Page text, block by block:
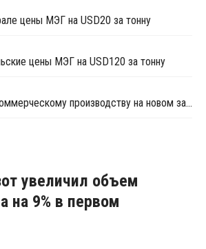
цены МЭГ на USD20 за тонну
цены МЭГ на USD120 за тонну
Sabic приступил к коммерческому производству на новом заводе ПЭТ в Саудовской Аравии
увеличил объем
на 9% в первом